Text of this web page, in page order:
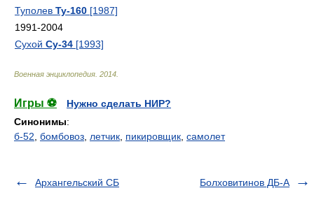
Туполев Ту-160 [1987]
1991-2004
Сухой Су-34 [1993]
Военная энциклопедия 2014
Игры ⚽
Нужно сделать НИР?
Синонимы:
б-52 бомбовоз летчик пикировщик самолет
Архангельский СБ Болховитинов ДБ-А